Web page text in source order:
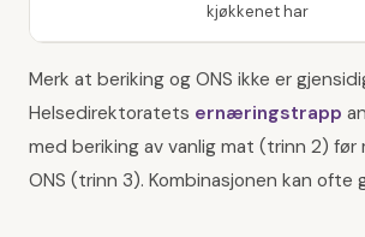
kjøkkenet har
Merk at beriking og ONS ikke er
Helsedirektoratets ernæringstrapp
med beriking av vanlig mat (trinn 2) før
ONS (trinn 3). Kombinasjonen kan ofte